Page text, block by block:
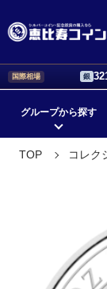
国際相場 銀
グループから探す
在庫ありの商品
定番の地金型銀貨
プレゼントにオス
メイプルリーフ銀
ゲルマニア銀貨
初心者が知ってお
海外銀貨の価値と
理由について解説
TOP コレク